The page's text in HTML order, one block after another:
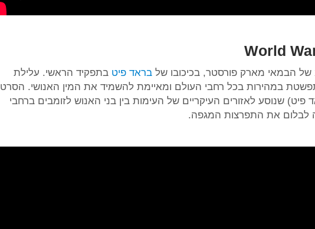
World
בראד פיט בתפקיד הראשי. עלילת
במהירות בכל רחבי העולם ומאיימת להשמיד את המין האנושי. הסרט
פיט) שנוסע לאזורים העיקריים של העימות בין בני האנוש לזומבים ברחבי
לבלום את התפרצות המגפה.